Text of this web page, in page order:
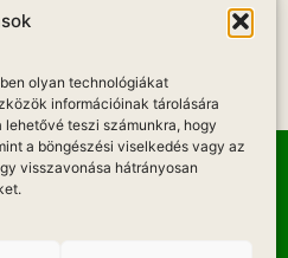
olyan technológiákat
információinak tárolására
teszi számunkra, hogy
a böngészési viselkedés vagy az
visszavonása hátrányosan